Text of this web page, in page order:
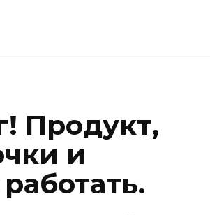
Продукт,
и